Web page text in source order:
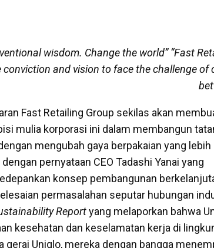
wisdom. Change the world” “Fast
and vision to face the challenge of
Fast Retailing Group sekilas akan
mulia korporasi ini dalam membangun
mengubah gaya berpakaian yang
pernyataan CEO Tadashi Yanai yang
konsep pembangunan
permasalahan seputar hubungan
Reportyang melaporkan bahwa
kesehatan dan keselamatan kerja di
gerai Uniqlo, mereka dengan bangga